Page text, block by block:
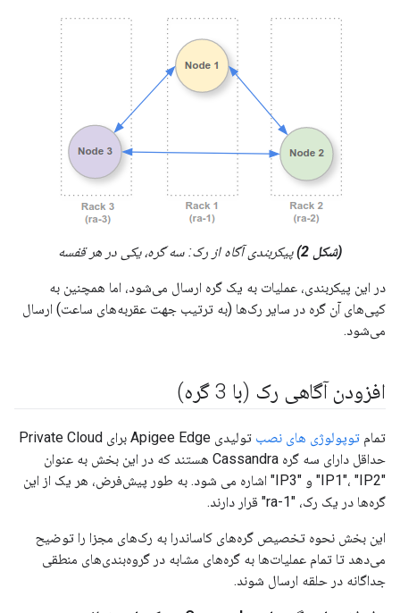
(شکل 2) پیکربندی آگاه از رک: سه گره، یکی در هر قفسه
در این پیکربندی، عملیات به یک گره ارسال می‌شود، اما همچنین به
کپی‌های آن گره در سایر رک‌ها (به ترتیب جهت عقربه‌های ساعت) ارسال
می‌شود.
افزودن آگاهی رک (با 3 گره)
تمام توپولوژی های نصب
تولیدی Apigee Edge برای Private Cloud
حداقل دارای سه گره Cassandra هستند که در این بخش به عنوان
"IP1"، "IP2" و "IP3" اشاره می شود. به طور پیش‌فرض، هر یک از این
گره‌ها در یک رک، "ra-1" قرار دارند.
این بخش نحوه تخصیص گره‌های کاساندرا به رک‌های مجزا را توضیح
می‌دهد تا تمام عملیات‌ها به گره‌های مشابه در گروه‌بندی‌های منطقی
جداگانه در حلقه ارسال شوند.